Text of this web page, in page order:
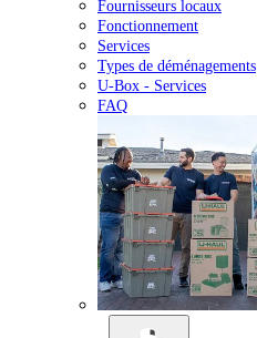
Fournisseurs locaux
Fonctionnement
Services
Types de déménagements
U-Box - Services
FAQ